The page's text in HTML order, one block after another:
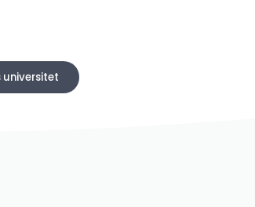
universitet